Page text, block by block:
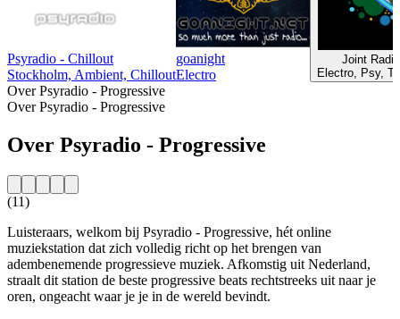
Psyradio - Chillout
Stockholm, Ambient, Chillout
goanight
Electro
Joint
Electro, Psy,
Over Psyradio - Progressive
Over Psyradio - Progressive
Over Psyradio - Progressive
(11)
Luisteraars, welkom bij Psyradio - Progressive, hét online
muziekstation dat zich volledig richt op het brengen van
adembenemende progressieve muziek. Afkomstig uit Nederland,
straalt dit station de beste progressive beats rechtstreeks uit naar je
oren, ongeacht waar je je in de wereld bevindt.